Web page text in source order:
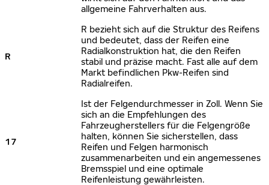
allgemeine Fahrverhalten aus.
R
R bezieht sich auf die Struktur des Reifens
und bedeutet, dass der Reifen eine
Radialkonstruktion hat, die den Reifen
stabil und präzise macht. Fast alle auf dem
Markt befindlichen Pkw-Reifen sind
Radialreifen.
17
Ist der Felgendurchmesser in Zoll. Wenn Sie
sich an die Empfehlungen des
Fahrzeugherstellers für die Felgengröße
halten, können Sie sicherstellen, dass
Reifen und Felgen harmonisch
zusammenarbeiten und ein angemessenes
Bremsspiel und eine optimale
Reifenleistung gewährleisten.